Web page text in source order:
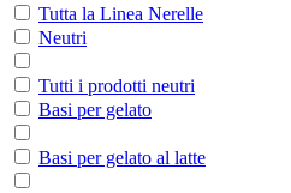
Tutta la Linea Nerelle
Neutri
Tutti i prodotti neutri
Basi per gelato
Basi per gelato al latte